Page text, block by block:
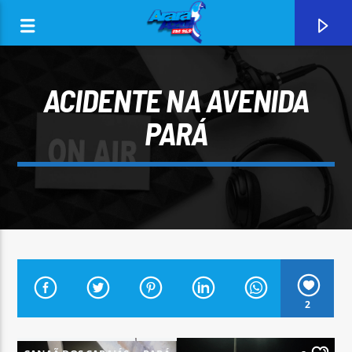
CURRENT TRACK
ARARA AZUL FM 96,9
ACIDENTE NA AVENIDA
PARÁ
2